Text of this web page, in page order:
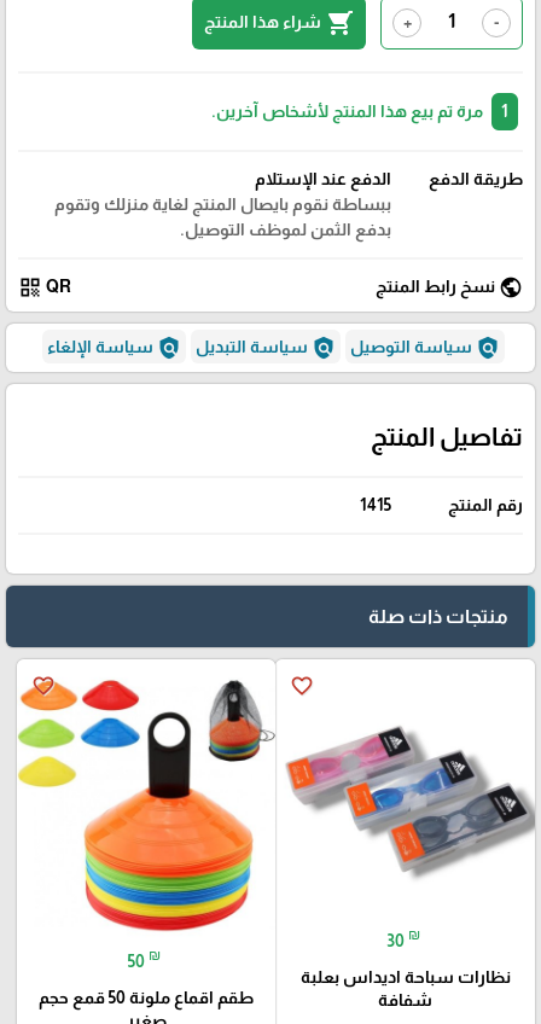
-
+
shopping_cart شراء هذا المنتج
مرة تم بيع هذا المنتج لأشخاص آخرين.
طريقة الدفع
الدفع عند الإستلام
ببساطة نقوم بايصال المنتج لغاية منزلك وتقوم
بدفع الثمن لموظف التوصيل.
public نسخ رابط المنتج QR
qr_code
policy سياسة التوصيل policy سياسة التبديل policy سياسة الإلغاء
تفاصيل المنتج
رقم المنتج 1415
منتجات ذات صلة
favorite_border
30 ₪
نظارات سباحة اديداس بعلبة
شفافة
favorite_border
50 ₪
طقم اقماع ملونة 50 قمع حجم